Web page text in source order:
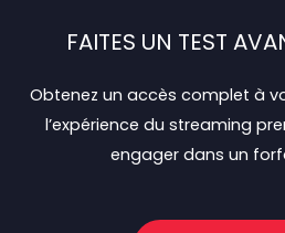
FAITES UN TEST
Obtenez un accès complet à
l’expérience du streaming
engager dans un